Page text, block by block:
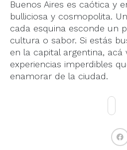
Buenos Aires es caótica y
bulliciosa y cosmopolita.
cada esquina esconde un
cultura o sabor. Si estás
en la capital argentina,
experiencias imperdibles
enamorar de la ciudad.